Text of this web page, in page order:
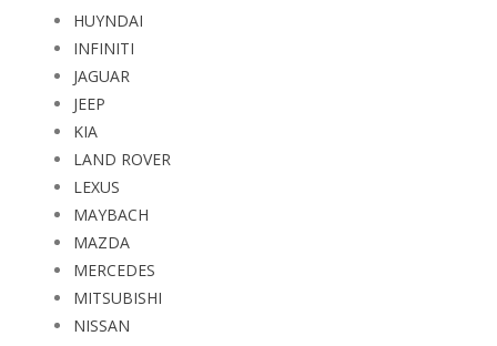
HUYNDAI
INFINITI
JAGUAR
JEEP
KIA
LAND ROVER
LEXUS
MAYBACH
MAZDA
MERCEDES
MITSUBISHI
NISSAN